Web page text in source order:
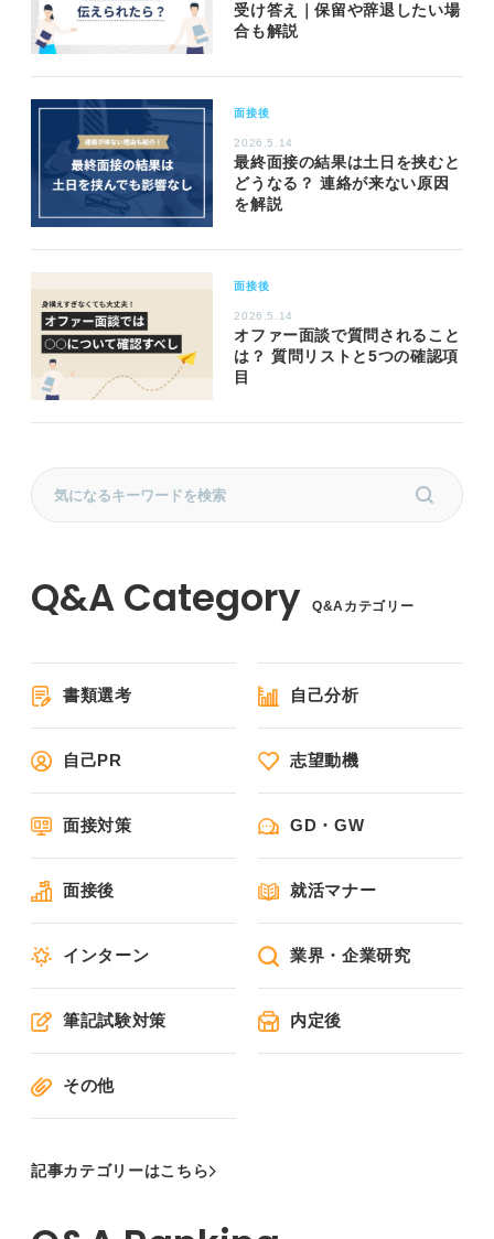
受け答え｜保留や辞退したい場
合も解説
面接後
2026.5.14
最終面接の結果は土日を挟むと
どうなる？ 連絡が来ない原因
を解説
面接後
2026.5.14
オファー面談で質問されること
は？ 質問リストと5つの確認項
目
Q&Aカテゴリー
書類選考 自己分析
自己PR 志望動機
面接対策 GD・GW
面接後 就活マナー
インターン 業界・企業研究
筆記試験対策 内定後
その他
記事カテゴリーはこちら